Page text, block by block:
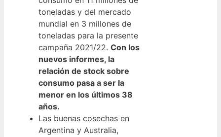
toneladas y del mercado
mundial en 3 millones de
toneladas para la presente
campaña 2021/22. Con los
nuevos informes, la
relación de stock sobre
consumo pasa a ser la
menor en los últimos 38
años.
Las buenas cosechas en
Argentina y Australia,